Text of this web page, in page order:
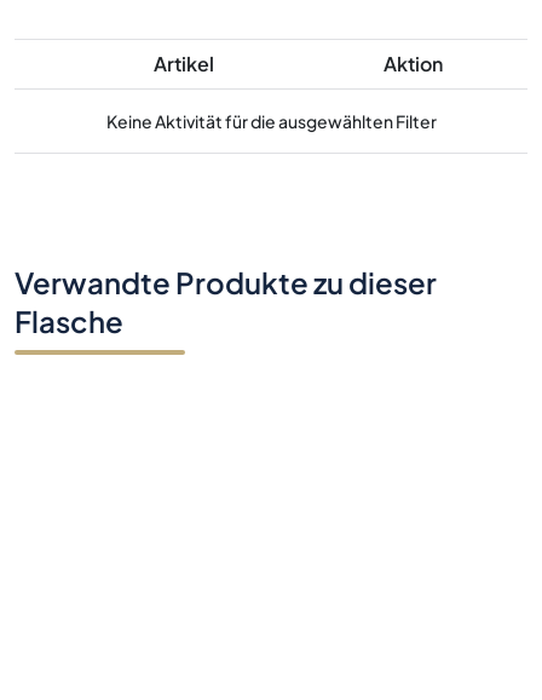
Artikel Aktion
Keine Aktivität für die ausgewählten Filter
Verwandte Produkte zu dieser
Flasche